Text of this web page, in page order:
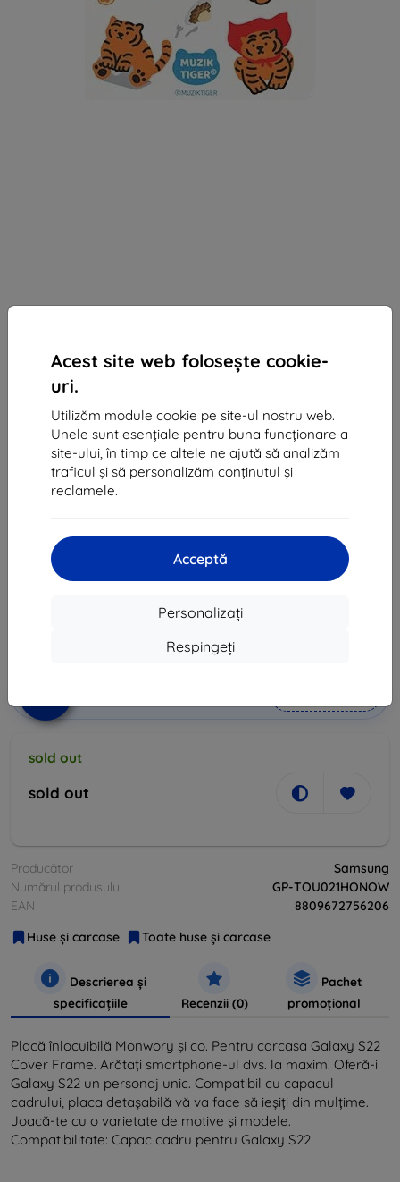
Acest site web folosește cookie-
uri.
Utilizăm module cookie pe site-ul nostru web.
Unele sunt esențiale pentru buna funcționare a
site-ului, în timp ce altele ne ajută să analizăm
traficul și să personalizăm conținutul și
reclamele.
Acceptă
Personalizați
Respingeți
Huse Samsung GP-TOU021HONOW for Frame
Cover for Galaxy S22 Muzik Tiger white (GP-
TOU021HONOW)
Descrierea și specificațiile
sold out
sold out
Producător
Samsung
Numărul produsului
GP-TOU021HONOW
EAN
8809672756206
Huse și carcase
Toate huse și carcase
Descrierea și
specificațiile
Recenzii (0)
Pachet
promoțional
Placă înlocuibilă Monwory și co. Pentru carcasa Galaxy S22
Cover Frame. Arătați smartphone-ul dvs. la maxim! Oferă-i
Galaxy S22 un personaj unic. Compatibil cu capacul
cadrului, placa detașabilă vă va face să ieșiți din mulțime.
Joacă-te cu o varietate de motive și modele.
Compatibilitate: Capac cadru pentru Galaxy S22